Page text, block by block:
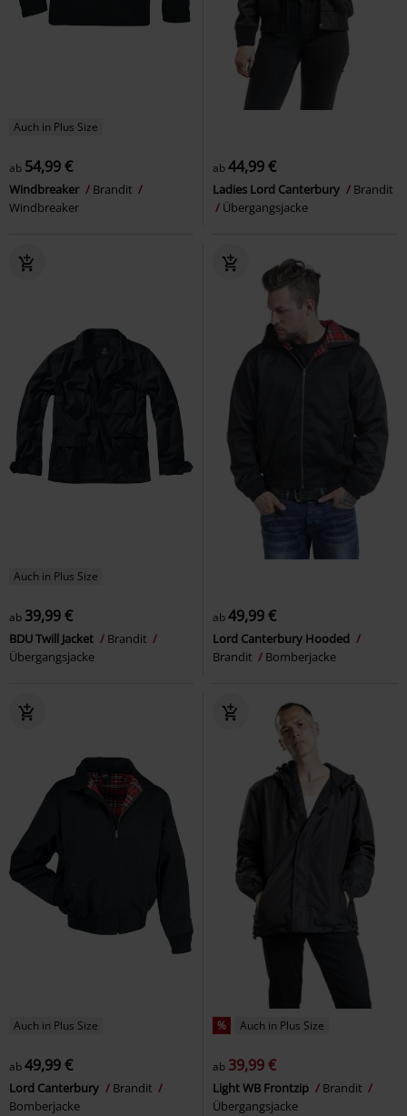
Auch in Plus Size
ab 54,99 €
Windbreaker
Brandit
Windbreaker
ab44,99 €
Ladies Lord Canterbury
Brandit
Übergangsjacke
Auch in Plus Size
ab 39,99 €
BDU Twill Jacket
Brandit
Übergangsjacke
ab49,99 €
Lord Canterbury Hooded
Brandit
Bomberjacke
Auch in Plus Size
ab49,99 €
Lord Canterbury
Brandit
Bomberjacke
% Auch in Plus Size
ab 39,99 €
Light WB Frontzip
Brandit
Übergangsjacke